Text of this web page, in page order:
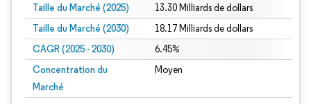
Taille du Marché (2025) 13.30 Milliards de dollars
Taille du Marché (2030) 18.17 Milliards de dollars
CAGR (2025 - 2030) 6.45%
Concentration du
Marché
Moyen